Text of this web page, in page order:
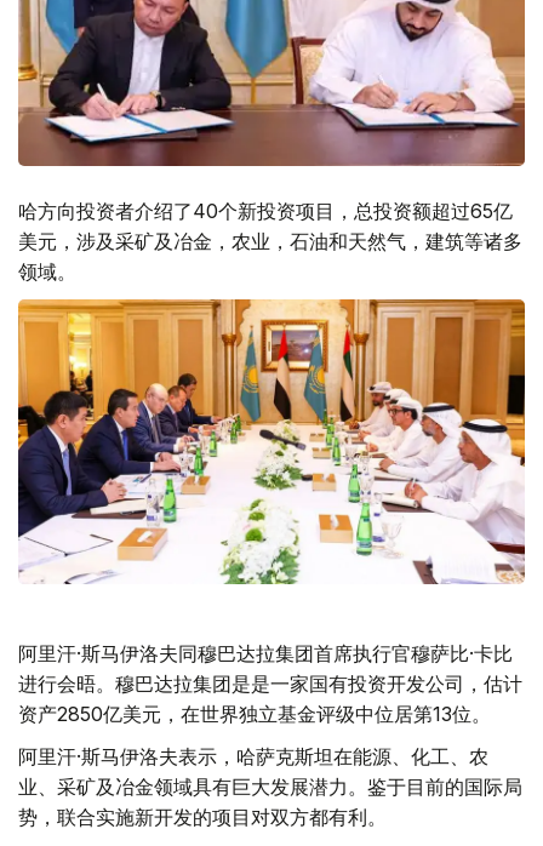
哈方向投资者介绍了40个新投资项目，总投资额超过65亿
美元，涉及采矿及冶金，农业，石油和天然气，建筑等诸多
领域。
阿里汗·斯马伊洛夫同穆巴达拉集团首席执行官穆萨比·卡比
进行会晤。穆巴达拉集团是是一家国有投资开发公司，估计
资产2850亿美元，在世界独立基金评级中位居第13位。
阿里汗·斯马伊洛夫表示，哈萨克斯坦在能源、化工、农
业、采矿及冶金领域具有巨大发展潜力。鉴于目前的国际局
势，联合实施新开发的项目对双方都有利。